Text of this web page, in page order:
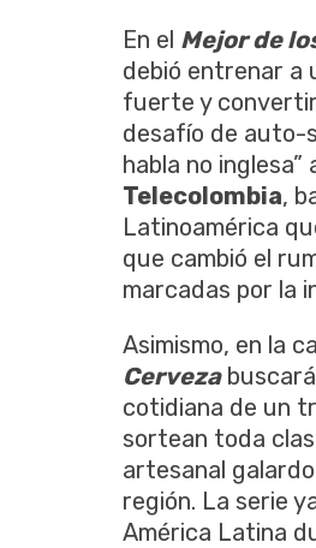
En el Mejor de
debió entrenar a
fuerte y
desafío de auto-
habla no inglesa”
Telecolombia,
Latinoamérica
que cambió el
marcadas por la
Asimismo, en la
Cervezabuscará
cotidiana de un
sortean toda
artesanal
región. La serie
América Latina